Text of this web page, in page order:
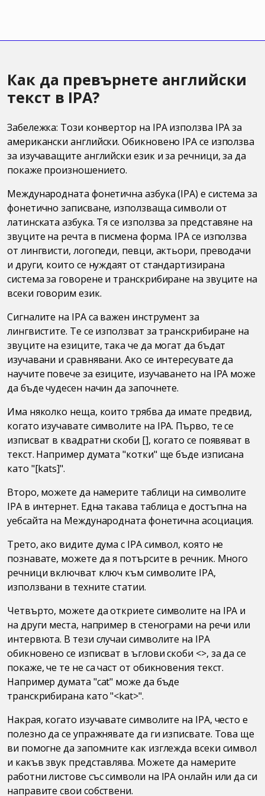
Как да превърнете английски
текст в IPA?
Забележка: Този конвертор на IPA използва IPA за
американски английски. Обикновено IPA се използва
за изучаващите английски език и за речници, за да
покаже произношението.
Международната фонетична азбука (IPA) е система за
фонетично записване, използваща символи от
латинската азбука. Тя се използва за представяне на
звуците на речта в писмена форма. IPA се използва
от лингвисти, логопеди, певци, актьори, преводачи
и други, които се нуждаят от стандартизирана
система за говорене и транскрибиране на звуците на
всеки говорим език.
Сигналите на IPA са важен инструмент за
лингвистите. Те се използват за транскрибиране на
звуците на езиците, така че да могат да бъдат
изучавани и сравнявани. Ако се интересувате да
научите повече за езиците, изучаването на IPA може
да бъде чудесен начин да започнете.
Има няколко неща, които трябва да имате предвид,
когато изучавате символите на IPA. Първо, те се
изписват в квадратни скоби [], когато се появяват в
текст. Например думата "котки" ще бъде изписана
като "[kats]".
Второ, можете да намерите таблици на символите
IPA в интернет. Една такава таблица е достъпна на
уебсайта на Международната фонетична асоциация.
Трето, ако видите дума с IPA символ, която не
познавате, можете да я потърсите в речник. Много
речници включват ключ към символите IPA,
използвани в техните статии.
Четвърто, можете да откриете символите на IPA и
на други места, например в стенограми на речи или
интервюта. В тези случаи символите на IPA
обикновено се изписват в ъглови скоби <>, за да се
покаже, че те не са част от обикновения текст.
Например думата "cat" може да бъде
транскрибирана като "<kat>".
Накрая, когато изучавате символите на IPA, често е
полезно да се упражнявате да ги изписвате. Това ще
ви помогне да запомните как изглежда всеки символ
и какъв звук представлява. Можете да намерите
работни листове със символи на IPA онлайн или да си
направите свои собствени.